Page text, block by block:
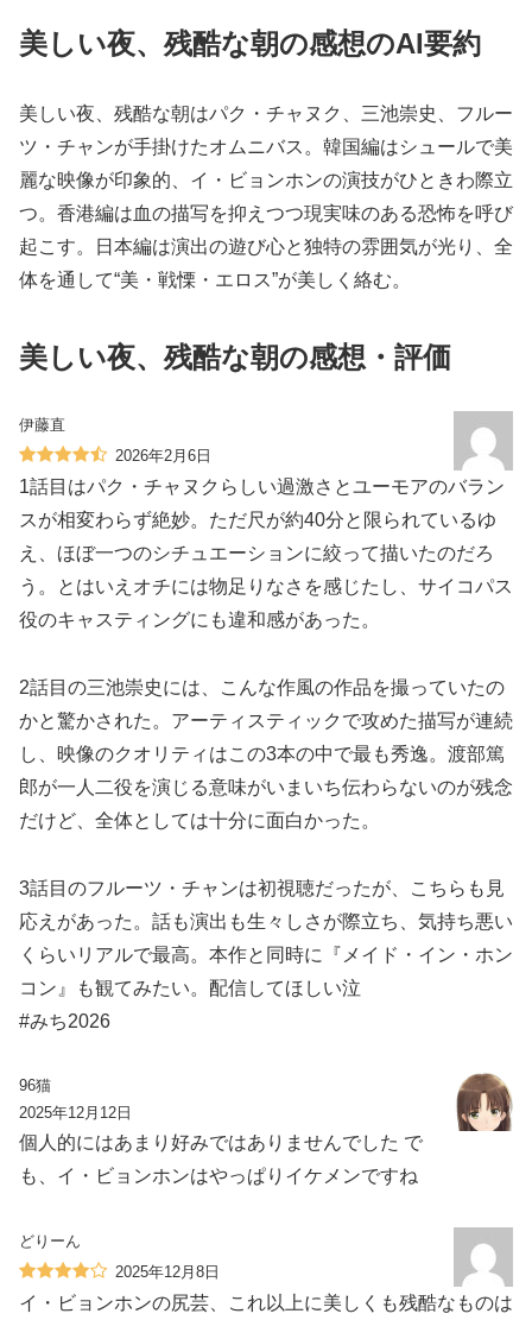
美しい夜、残酷な朝の感想のAI要約
美しい夜、残酷な朝はパク・チャヌク、三池崇史、フルー
ツ・チャンが手掛けたオムニバス。韓国編はシュールで美
麗な映像が印象的、イ・ビョンホンの演技がひときわ際立
つ。香港編は血の描写を抑えつつ現実味のある恐怖を呼び
起こす。日本編は演出の遊び心と独特の雰囲気が光り、全
体を通して“美・戦慄・エロス”が美しく絡む。
美しい夜、残酷な朝の感想・評価
伊藤直
2026年2月6日
1話目はパク・チャヌクらしい過激さとユーモアのバラン
スが相変わらず絶妙。ただ尺が約40分と限られているゆ
え、ほぼ一つのシチュエーションに絞って描いたのだろ
う。とはいえオチには物足りなさを感じたし、サイコパス
役のキャスティングにも違和感があった。
2話目の三池崇史には、こんな作風の作品を撮っていたの
かと驚かされた。アーティスティックで攻めた描写が連続
し、映像のクオリティはこの3本の中で最も秀逸。渡部篤
郎が一人二役を演じる意味がいまいち伝わらないのが残念
だけど、全体としては十分に面白かった。
3話目のフルーツ・チャンは初視聴だったが、こちらも見
応えがあった。話も演出も生々しさが際立ち、気持ち悪い
くらいリアルで最高。本作と同時に『メイド・イン・ホン
コン』も観てみたい。配信してほしい泣
#みち2026
96猫
2025年12月12日
個人的にはあまり好みではありませんでした で
も、イ・ビョンホンはやっぱりイケメンですね
どりーん
2025年12月8日
イ・ビョンホンの尻芸、これ以上に美しくも残酷なものは